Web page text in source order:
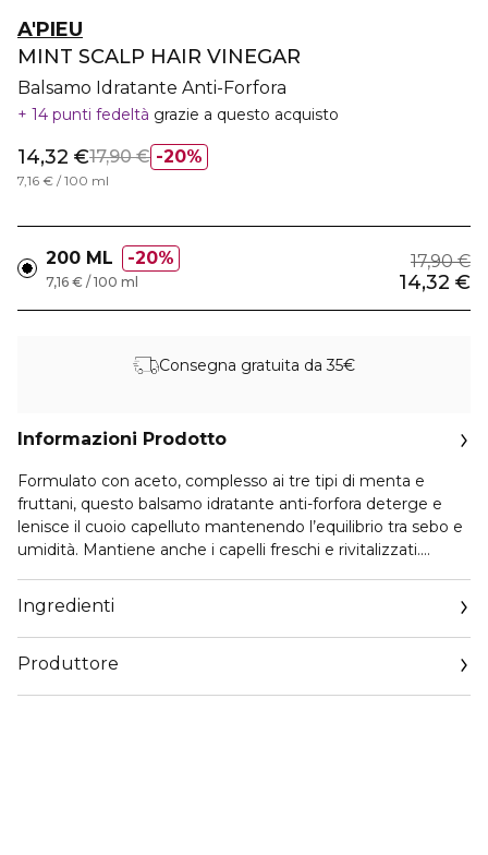
A'PIEU
MINT SCALP HAIR VINEGAR
Balsamo Idratante Anti-Forfora
14 punti fedeltà grazie a questo acquisto
20%
14,32 €17,90 €
7,16 € / 100 ml
200 ML 20% 17,90 €
14,32 €
7,16 € / 100 ml
Consegna gratuita da 35€
Informazioni Prodotto
Formulato con aceto, complesso ai tre tipi di menta e
fruttani, questo balsamo idratante anti-forfora deterge e
lenisce il cuoio capelluto mantenendo l’equilibrio tra sebo e
umidità. Mantiene anche i capelli freschi e rivitalizzati.
di aceto, che aiuta a mantenere l'equilibrio tra sebo e
umidità del cuoio capelluto. Con un complesso a tre tipi di
menta e 10.000 ppm, allevia il calore del cuoio capelluto e
mantiene i capelli freschi e pieni di vitalità. Di comodo
Ingredienti
Produttore